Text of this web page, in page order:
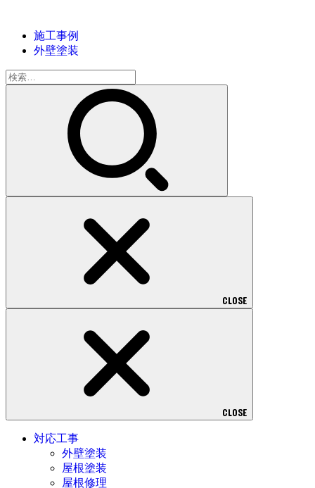
施工事例
外壁塗装
検
索:
CLOSE
CLOSE
対応工事
外壁塗装
屋根塗装
屋根修理